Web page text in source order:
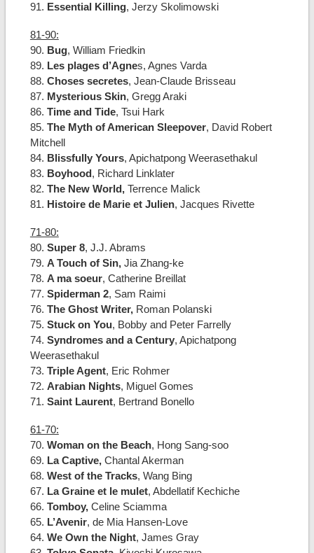
91. Essential Killing, Jerzy Skolimowski
81-90:
90. Bug, William Friedkin
89. Les plages d’Agnes, Agnes Varda
88. Choses secretes, Jean-Claude Brisseau
87. Mysterious Skin, Gregg Araki
86. Time and Tide, Tsui Hark
85. The Myth of American Sleepover, David Robert
Mitchell
84. Blissfully Yours, Apichatpong Weerasethakul
83. Boyhood, Richard Linklater
82. The New World,Terrence Malick
81. Histoire de Marie et Julien, Jacques Rivette
71-80:
80. Super 8, J.J. Abrams
79. A Touch of Sin,Jia Zhang-ke
78. A ma soeur, Catherine Breillat
77. Spiderman 2, Sam Raimi
76. The Ghost Writer,Roman Polanski
75. Stuck on You, Bobby and Peter Farrelly
74. Syndromes and a Century, Apichatpong
Weerasethakul
73. Triple Agent, Eric Rohmer
72. Arabian Nights, Miguel Gomes
71. Saint Laurent, Bertrand Bonello
61-70:
70. Woman on the Beach, Hong Sang-soo
69. La Captive,Chantal Akerman
68. West of the Tracks, Wang Bing
67. La Graine et le mulet, Abdellatif Kechiche
66. Tomboy,Celine Sciamma
65. L’Avenir, de Mia Hansen-Love
64. We Own the Night, James Gray